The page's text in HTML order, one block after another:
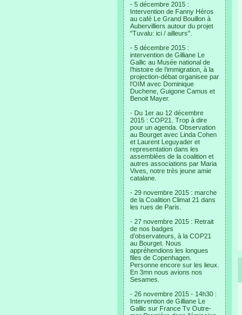
- 5 décembre 2015 :
Intervention de Fanny Héros
au café Le Grand Bouillon à
Aubervilliers autour du projet
"Tuvalu: ici / ailleurs".
- 5 décembre 2015 :
intervention de Gilliane Le
Gallic au Musée national de
l’histoire de l’immigration, à la
projection-débat organisee par
l’OIM avec Dominique
Duchene, Guigone Camus et
Benoit Mayer.
- Du 1er au 12 décembre
2015 : COP21. Trop à dire
pour un agenda. Observation
au Bourget avec Linda Cohen
et Laurent Leguyader et
representation dans les
assemblées de la coalition et
autres associations par Maria
Vives, notre très jeune amie
catalane.
- 29 novembre 2015 : marche
de la Coalition Climat 21 dans
les rues de Paris.
- 27 novembre 2015 : Retrait
de nos badges
d’observateurs, à la COP21
au Bourget. Nous
appréhendions les longues
files de Copenhagen.
Personne encore sur les lieux.
En 3mn nous avions nos
Sesames.
- 26 novembre 2015 - 14h30 :
Intervention de Gilliane Le
Gallic sur France Tv Outre-